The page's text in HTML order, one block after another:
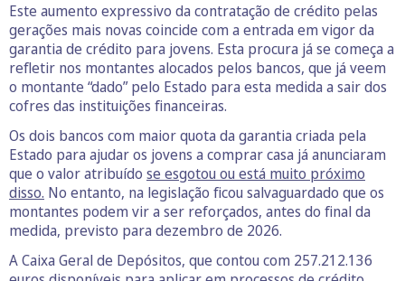
Este aumento expressivo da contratação de crédito pelas
gerações mais novas coincide com a entrada em vigor da
garantia de crédito para jovens. Esta procura já se começa a
refletir nos montantes alocados pelos bancos, que já veem
o montante “dado” pelo Estado para esta medida a sair dos
cofres das instituições financeiras.
Os dois bancos com maior quota da garantia criada pela
Estado para ajudar os jovens a comprar casa já anunciaram
que o valor atribuído se esgotou ou está muito próximo
disso. No entanto, na legislação ficou salvaguardado que os
montantes podem vir a ser reforçados, antes do final da
medida, previsto para dezembro de 2026.
A Caixa Geral de Depósitos, que contou com 257.212.136